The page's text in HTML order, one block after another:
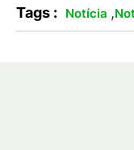
Tags : Notícia ,